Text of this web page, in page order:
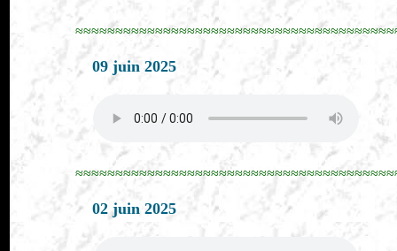
09 juin 2025
02 juin 2025